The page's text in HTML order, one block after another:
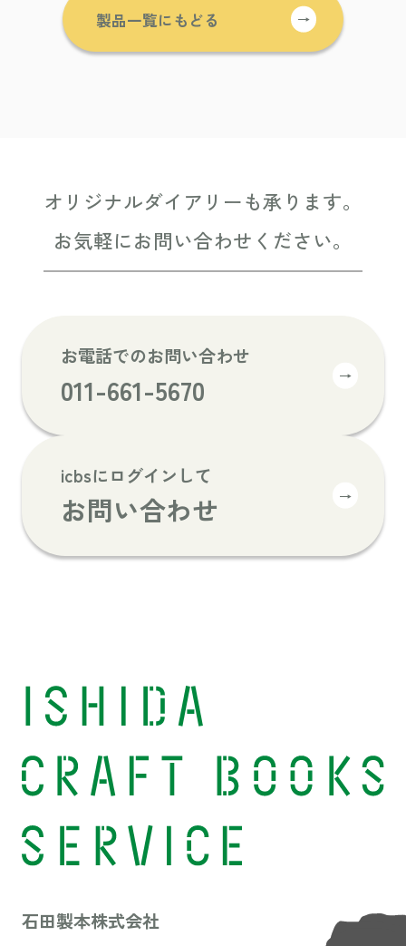
製品一覧にもどる →
オリジナルダイアリーも承ります。
お気軽にお問い合わせください。
お電話でのお問い合わせ
011-661-5670 →
icbsにログインして
お問い合わせ →
石田製本株式会社